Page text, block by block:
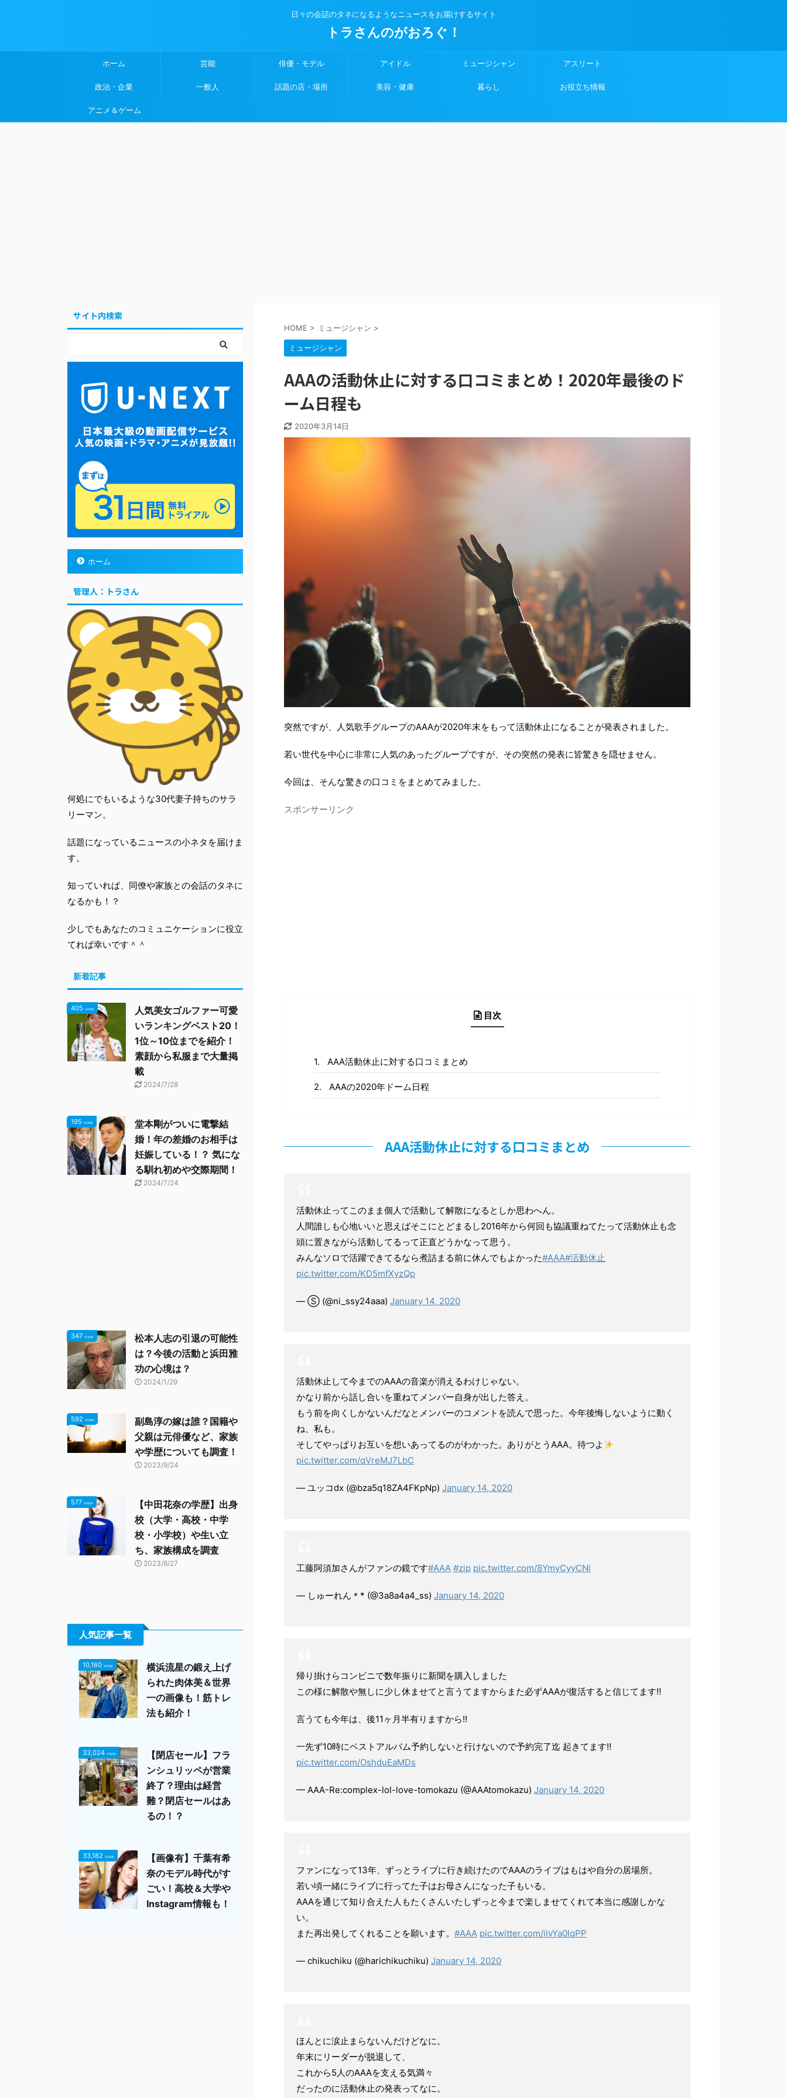
日々の会話のタネになるようなニュースをお届けするサイト
トラさんのがおろぐ！
ホーム 芸能 俳優・モデル アイドル ミュージシャン アスリート
政治・企業 一般人 話題の店・場所 美容・健康 暮らし お役立ち情報
アニメ＆ゲーム
HOME > ミュージシャン >
ミュージシャン
AAAの活動休止に対する口コミまとめ！2020年最後のド
ーム日程も
2020年3月14日
突然ですが、人気歌手グループのAAAが2020年末をもって活動休止になることが発表されました。
若い世代を中心に非常に人気のあったグループですが、その突然の発表に皆驚きを隠せません。
今回は、そんな驚きの口コミをまとめてみました。
スポンサーリンク
目次
AAA活動休止に対する口コミまとめ
AAAの2020年ドーム日程
AAA活動休止に対する口コミまとめ
活動休止ってこのまま個人で活動して解散になるとしか思わへん。
人間誰しも心地いいと思えばそこにとどまるし2016年から何回も協議重ねてたって活動休止も念
頭に置きながら活動してるって正直どうかなって思う。
みんなソロで活躍できてるなら煮詰まる前に休んでもよかった#AAA#活動休止
pic.twitter.com/KD5mfXyzQp
— Ⓢ (@ni_ssy24aaa) January 14, 2020
活動休止して今までのAAAの音楽が消えるわけじゃない。
かなり前から話し合いを重ねてメンバー自身が出した答え。
もう前を向くしかないんだなとメンバーのコメントを読んで思った。今年後悔しないように動く
ね、私も。
そしてやっぱりお互いを想いあってるのがわかった。ありがとうAAA。待つよ
pic.twitter.com/qVreMJ7LbC
— ユッコdx (@bza5q18ZA4FKpNp) January 14, 2020
工藤阿須加さんがファンの鏡です#AAA #zip pic.twitter.com/8YmyCyyCNi
— しゅーれん＊* (@3a8a4a4_ss) January 14, 2020
帰り掛けらコンビニで数年振りに新聞を購入しました
この様に解散や無しに少し休ませてと言うてますからまた必ずAAAが復活すると信じてます‼︎
言うても今年は、後11ヶ月半有りますから‼︎
一先ず10時にベストアルバム予約しないと行けないので予約完了迄 起きてます‼︎
pic.twitter.com/OshduEaMDs
— AAA-Re:complex-lol-love-tomokazu (@AAAtomokazu) January 14, 2020
ファンになって13年、ずっとライブに行き続けたのでAAAのライブはもはや自分の居場所。
若い頃一緒にライブに行ってた子はお母さんになった子もいる。
AAAを通じて知り合えた人もたくさんいたしずっと今まで楽しませてくれて本当に感謝しかな
い。
また再出発してくれることを願います。 #AAA pic.twitter.com/ilvYa0lqPP
— chikuchiku (@harichikuchiku) January 14, 2020
ほんとに涙止まらないんだけどなに。
年末にリーダーが脱退して、
これから5人のAAAを支える気満々
だったのに活動休止の発表ってなに。
サイト内検索
ホーム
管理人：トラさん
何処にでもいるような30代妻子持ちのサラ
リーマン。
話題になっているニュースの小ネタを届けま
す。
知っていれば、同僚や家族との会話のタネに
なるかも！？
少しでもあなたのコミュニケーションに役立
てれば幸いです＾＾
新着記事
405 view
人気美女ゴルファー可愛
いランキングベスト20！
1位～10位までを紹介！
素顔から私服まで大量掲
載
2024/7/28
195 view
堂本剛がついに電撃結
婚！年の差婚のお相手は
妊娠している！？ 気にな
る馴れ初めや交際期間！
2024/7/24
347 view
松本人志の引退の可能性
は？今後の活動と浜田雅
功の心境は？
2024/1/29
592 view
副島淳の嫁は誰？国籍や
父親は元俳優など、家族
や学歴についても調査！
2023/9/24
577 view
【中田花奈の学歴】出身
校（大学・高校・中学
校・小学校）や生い立
ち、家族構成を調査
2023/8/27
人気記事一覧
10,160 view
横浜流星の鍛え上げ
られた肉体美＆世界
一の画像も！筋トレ
法も紹介！
33,024 view
【閉店セール】フラ
ンシュリッペが営業
終了？理由は経営
難？閉店セールはあ
るの！？
33,182 view
【画像有】千葉有希
奈のモデル時代がす
ごい！高校＆大学や
Instagram情報も！